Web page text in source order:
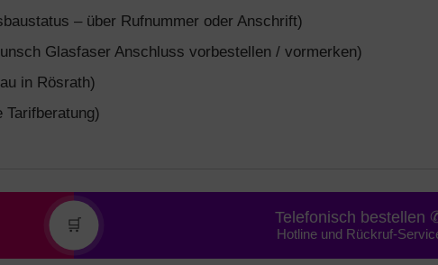
– über Rufnummer oder Anschrift)
Glasfaser Anschluss vorbestellen / vormerken)
in Rösrath)
Tarifberatung)
🛒 Telefonisch bestellen
Hotline und Rückruf-